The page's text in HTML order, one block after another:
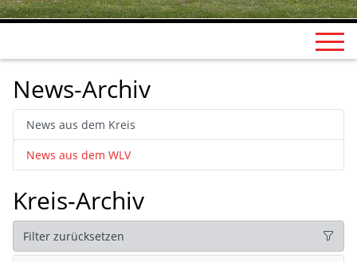
News-Archiv
News aus dem Kreis
News aus dem WLV
Kreis-Archiv
Filter zurücksetzen